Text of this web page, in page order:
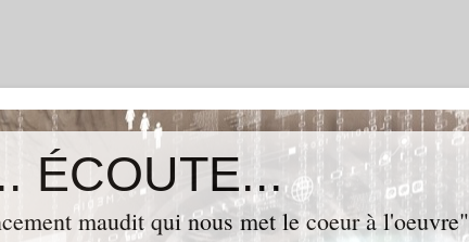
ÉCOUTE...
maudit qui nous met le coeur à l'oeuvre"